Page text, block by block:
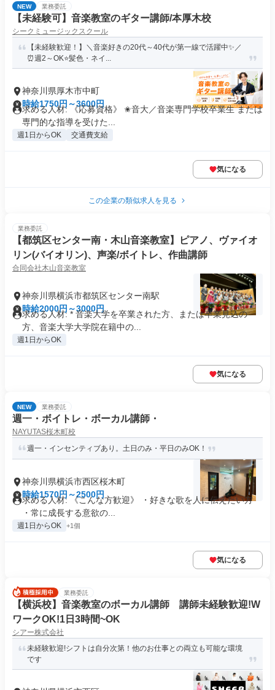
NEW 業務委託
【未経験可】音楽教室のギター講師/本厚木校
シークミュージックスクール
【未経験歓迎！】＼音楽好きの20代～40代が第一線で活躍中✨️／
⏰週2～OK⭐️髪色・ネイ...
神奈川県厚木市中町
時給1750円～3600円
求める人材: 《応募資格》 ✬音大／音楽専門学校卒業生 または
専門的な指導を受けた...
週1日からOK 交通費支給
気になる
この企業の類似求人を見る
業務委託
【都筑区センター南・木山音楽教室】ピアノ、ヴァイオ
リン(バイオリン)、声楽/ボイトレ、作曲講師
合同会社木山音楽教室
神奈川県横浜市都筑区センター南駅
時給2000円～3000円
求める人材: * 音楽大学を卒業された方、または卒業見込の
方、音楽大学大学院在籍中の...
週1日からOK
気になる
NEW 業務委託
週一・ボイトレ・ボーカル講師・
NAYUTAS桜木町校
週一・インセンティブあり。土日のみ・平日のみOK！
神奈川県横浜市西区桜木町
時給1570円～2500円
求める人材: 《こんな方歓迎》 ・好きな歌を人に伝えたい方
・常に成長する意欲の...
週1日からOK +1個
気になる
業務委託
【横浜校】音楽教室のボーカル講師 講師未経験歓迎!W
ワークOK!1日3時間~OK
シアー株式会社
未経験歓迎!シフトは自分次第！他のお仕事との両立も可能な環境
です